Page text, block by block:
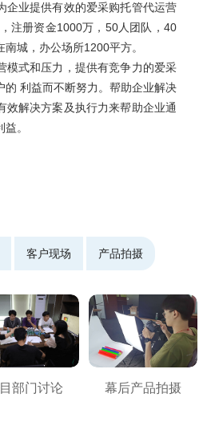
企业提供有效的爱采购托管代运营
注册资金1000万，50人团队，40
城，办公场所1200平方。
模式和压力，提供有竞争力的爱采
的 利益而不断努力。帮助企业解决
效解决方案及执行力来帮助企业通
。
客户现场 产品拍摄
部门讨论 幕后产品拍摄